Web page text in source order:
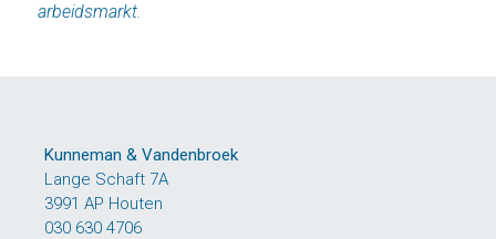
arbeidsmarkt.
Kunneman & Vandenbroek
Lange Schaft 7A
3991 AP Houten
030 630 4706